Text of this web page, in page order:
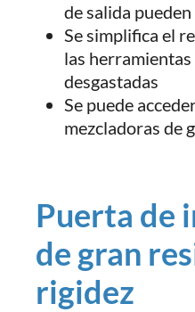
de salida
Se simplifica el
las herramientas
desgastadas
Se puede
mezcladoras de
Puerta de
de gran
rigidez